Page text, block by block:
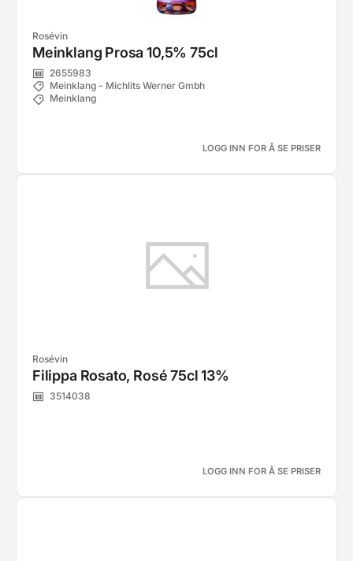
Rosévin
Meinklang Prosa 10,5% 75cl
2655983
Meinklang - Michlits Werner Gmbh
Meinklang
LOGG INN FOR Å SE PRISER
Rosévin
Filippa Rosato, Rosé 75cl 13%
3514038
LOGG INN FOR Å SE PRISER